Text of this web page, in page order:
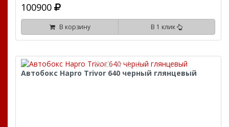
100900
В корзину В 1 клик
Автобокс Hapro Trivor 640 черный глянцевый